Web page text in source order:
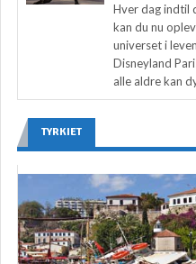
Hver dag indtil
kan du nu
universet i
Disneyland
alle aldre kan
TYRKIET